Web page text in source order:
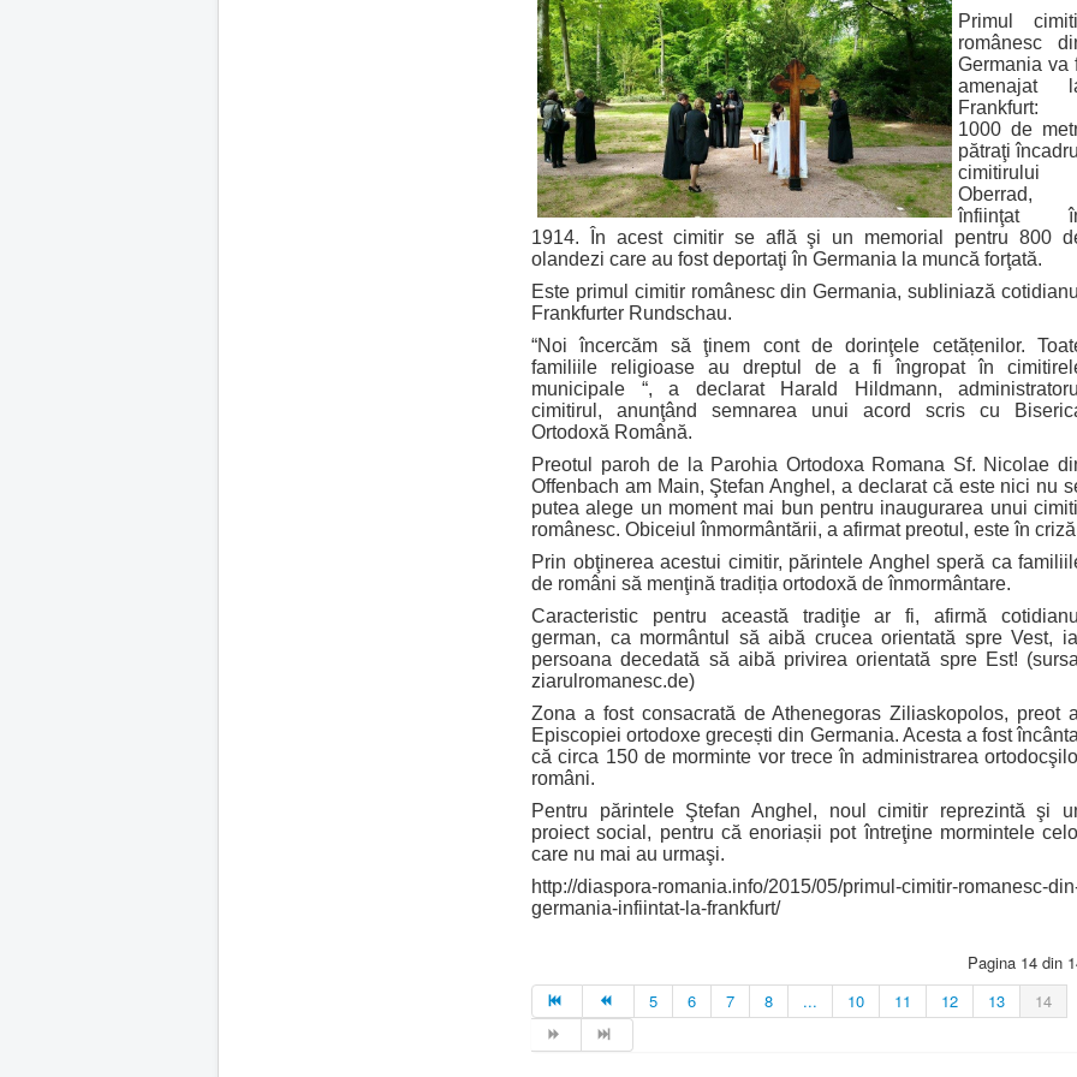
Primul
românesc
Germania va
amenajat
Frankfurt:
1000 de
pătraţi încadrul
cimitirului
Oberrad,
înfiinţat
1914. În acest cimitir se află şi un memorial pentru 800
olandezi care au fost deportaţi în Germania la muncă forţată.
Este primul cimitir românesc din Germania, subliniază cotidianul
Frankfurter Rundschau.
“Noi încercăm să ţinem cont de dorinţele cetățenilor.
familiile religioase au dreptul de a fi îngropat în
municipale “, a declarat Harald Hildmann, administratorul
cimitirul, anunţând semnarea unui acord scris cu
Ortodoxă Română.
Preotul paroh de la Parohia Ortodoxa Romana Sf. Nicolae
Offenbach am Main, Ştefan Anghel, a declarat că este nici nu
putea alege un moment mai bun pentru inaugurarea unui
românesc. Obiceiul înmormântării, a afirmat preotul, este în
Prin obţinerea acestui cimitir, părintele Anghel speră ca
de români să menţină tradiția ortodoxă de înmormântare.
Caracteristic pentru această tradiţie ar fi, afirmă cotidianul
german, ca mormântul să aibă crucea orientată spre Vest,
persoana decedată să aibă privirea orientată spre Est!
ziarulromanesc.de)
Zona a fost consacrată de Athenegoras Ziliaskopolos, preot
Episcopiei ortodoxe grecești din Germania. Acesta a fost
că circa 150 de morminte vor trece în administrarea
români.
Pentru părintele Ştefan Anghel, noul cimitir reprezintă şi
proiect social, pentru că enoriașii pot întreţine mormintele
care nu mai au urmaşi.
http://diaspora-romania.info/2015/05/primul-cimitir-romanesc-
germania-infiintat-la-frankfurt/
Pagina 14 din
5
6 7 8 ... 10 11 12 13 14